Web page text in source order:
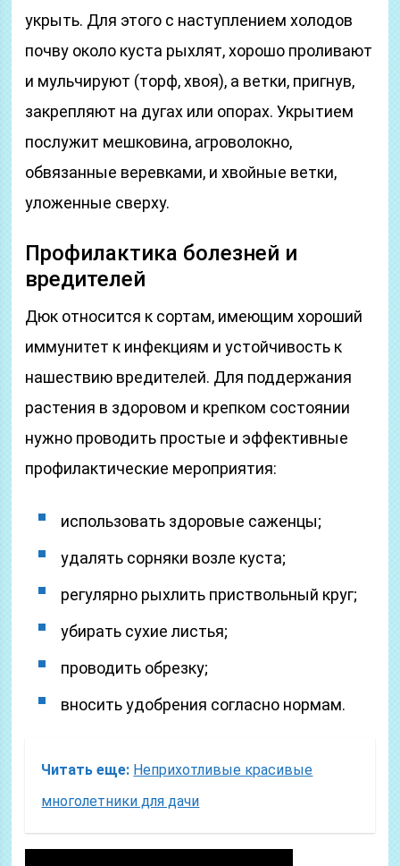
укрыть. Для этого с наступлением холодов
почву около куста рыхлят, хорошо проливают
и мульчируют (торф, хвоя), а ветки, пригнув,
закрепляют на дугах или опорах. Укрытием
послужит мешковина, агроволокно,
обвязанные веревками, и хвойные ветки,
уложенные сверху.
Профилактика болезней и
вредителей
Дюк относится к сортам, имеющим хороший
иммунитет к инфекциям и устойчивость к
нашествию вредителей. Для поддержания
растения в здоровом и крепком состоянии
нужно проводить простые и эффективные
профилактические мероприятия:
использовать здоровые саженцы;
удалять сорняки возле куста;
регулярно рыхлить приствольный круг;
убирать сухие листья;
проводить обрезку;
вносить удобрения согласно нормам.
Читать еще: Неприхотливые красивые
многолетники для дачи